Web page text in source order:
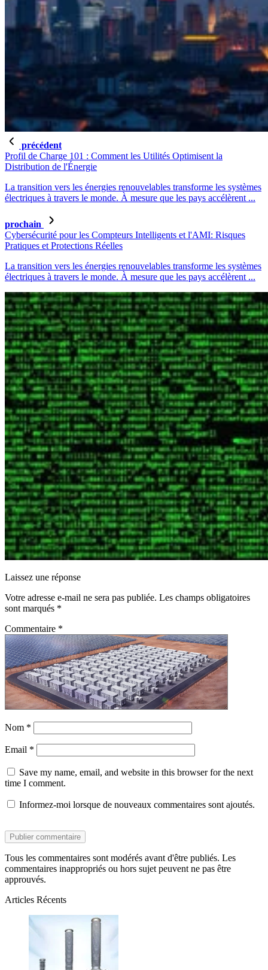
précédent
Profil de Charge 101 : Comment les Utilités Optimisent la
Distribution de l'Énergie
La transition vers les énergies renouvelables transforme les systèmes
électriques à travers le monde. À mesure que les pays accélèrent ...
prochain
Cybersécurité pour les Compteurs Intelligents et l'AMI: Risques
Pratiques et Protections Réelles
La transition vers les énergies renouvelables transforme les systèmes
électriques à travers le monde. À mesure que les pays accélèrent ...
Laissez une réponse
Votre adresse e-mail ne sera pas publiée. Les champs obligatoires
sont marqués *
Commentaire *
Nom *
Email *
Save my name, email, and website in this browser for the next
time I comment.
Informez-moi lorsque de nouveaux commentaires sont ajoutés.
Tous les commentaires sont modérés avant d'être publiés. Les
commentaires inappropriés ou hors sujet peuvent ne pas être
approuvés.
Articles Récents